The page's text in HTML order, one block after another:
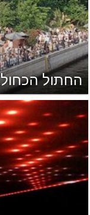
החתול הכחול